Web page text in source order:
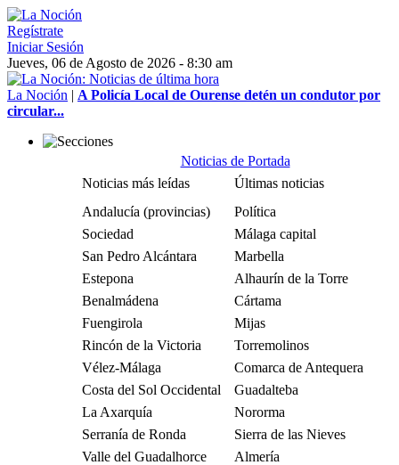
Regístrate
Iniciar Sesión
Jueves, 06 de Agosto de 2026 - 8:30 am
La Noción | A Policía Local de Ourense detén un condutor por
circular...
Noticias de Portada
Noticias más leídas
Últimas noticias
Andalucía (provincias)
Política
Sociedad
Málaga capital
San Pedro Alcántara
Marbella
Estepona
Alhaurín de la Torre
Benalmádena
Cártama
Fuengirola
Mijas
Rincón de la Victoria
Torremolinos
Vélez-Málaga
Comarca de Antequera
Costa del Sol Occidental
Guadalteba
La Axarquía
Nororma
Serranía de Ronda
Sierra de las Nieves
Valle del Guadalhorce
Almería